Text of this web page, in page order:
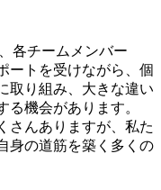
各チームメンバー
ートを受けながら、個
取り組み、大きな違い
る機会があります。
さんありますが、私た
身の道筋を築く多くの